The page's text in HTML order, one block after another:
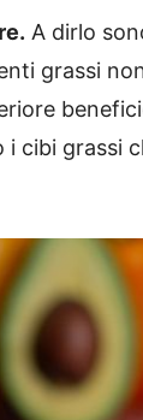
A dirlo
grassi
i cibi grassi